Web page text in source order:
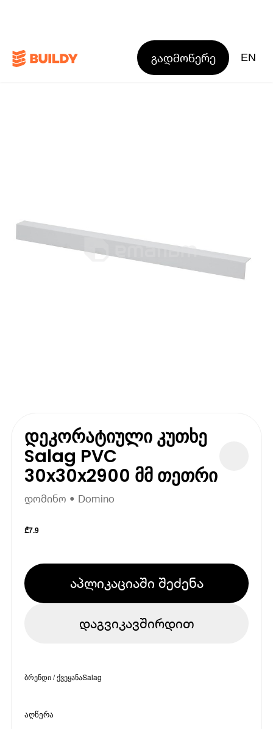
გადმოწერე EN
დეკორატიული კუთხე
Salag PVC
30x30x2900 მმ თეთრი
დომინო • Domino
₾7.9
აპლიკაციაში შეძენა
დაგვიკავშირდით
ბრენდი / ქვეყანაSalag
აღწერა